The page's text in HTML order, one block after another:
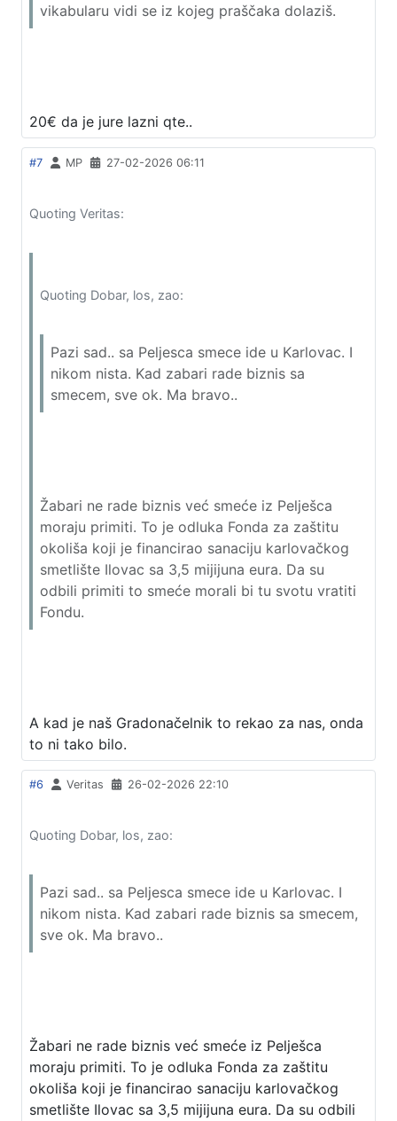
vikabularu vidi se iz kojeg praščaka dolaziš.
20€ da je jure lazni qte..
#7 MP 27-02-2026 06:11
Quoting Veritas:
Quoting Dobar, los, zao:
Pazi sad.. sa Peljesca smece ide u Karlovac. I
nikom nista. Kad zabari rade biznis sa
smecem, sve ok. Ma bravo..
Žabari ne rade biznis već smeće iz Pelješca
moraju primiti. To je odluka Fonda za zaštitu
okoliša koji je financirao sanaciju karlovačkog
smetlište Ilovac sa 3,5 mijijuna eura. Da su
odbili primiti to smeće morali bi tu svotu vratiti
Fondu.
A kad je naš Gradonačelnik to rekao za nas, onda
to ni tako bilo.
#6 Veritas 26-02-2026 22:10
Quoting Dobar, los, zao:
Pazi sad.. sa Peljesca smece ide u Karlovac. I
nikom nista. Kad zabari rade biznis sa smecem,
sve ok. Ma bravo..
Žabari ne rade biznis već smeće iz Pelješca
moraju primiti. To je odluka Fonda za zaštitu
okoliša koji je financirao sanaciju karlovačkog
smetlište Ilovac sa 3,5 mijijuna eura. Da su odbili